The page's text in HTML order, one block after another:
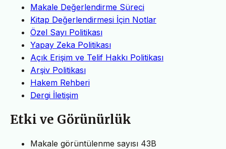
Makale Değerlendirme Süreci
Kitap Değerlendirmesi İçin Notlar
Özel Sayı Politikası
Yapay Zeka Politikası
Açık Erişim ve Telif Hakkı Politikası
Arşiv Politikası
Hakem Rehberi
Dergi İletişim
Etki ve Görünürlük
Makale görüntülenme sayısı 43B